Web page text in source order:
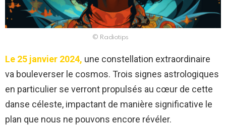
© Radiotips
Le 25 janvier 2024, une constellation extraordinaire
va bouleverser le cosmos. Trois signes astrologiques
en particulier se verront propulsés au cœur de cette
danse céleste, impactant de manière significative le
plan que nous ne pouvons encore révéler.